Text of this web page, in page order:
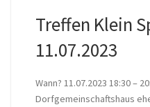
Treffen Klein
11.07.2023
Wann? 11.07.2023 18:30 –
Dorfgemeinschaftshaus